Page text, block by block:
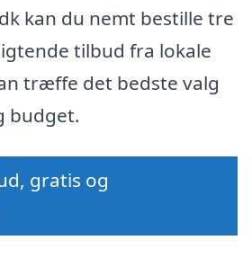
kan du nemt bestille tre
tilbud fra lokale
træffe det bedste valg
budget.
gratis og